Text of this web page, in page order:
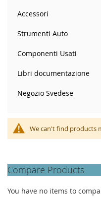
We can't find products
Accessori
Strumenti Auto
Componenti Usati
Libri documentazione
Negozio Svedese
Compare Products
You have no items to